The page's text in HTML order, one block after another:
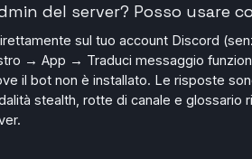
del server? Posso usare
sul tuo account Discord
→ App → Traduci messaggio
il bot non è installato. Le risposte
stealth, rotte di canale e glossario